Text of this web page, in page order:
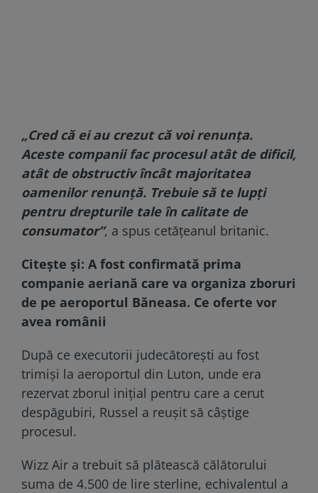
„Cred că ei au crezut că voi renunța.
Aceste companii fac procesul atât de dificil,
atât de obstructiv încât majoritatea
oamenilor renunță. Trebuie să te lupți
pentru drepturile tale în calitate de
consumator”, a spus cetățeanul britanic.
Citește și: A fost confirmată prima
companie aeriană care va organiza zboruri
de pe aeroportul Băneasa. Ce oferte vor
avea românii
După ce executorii judecătorești au fost
trimiși la aeroportul din Luton, unde era
rezervat zborul inițial pentru care a cerut
despăgubiri, Russel a reușit să câștige
procesul.
Wizz Air a trebuit să plătească călătorului
suma de 4.500 de lire sterline, echivalentul a